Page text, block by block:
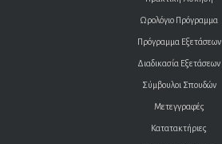
Ωρολόγιο Πρόγραμμα
Πρόγραμμα Εξετάσεων
Διαδικασία Εξετάσεων
Σύμβουλοι Σπουδών
Μετεγγραφές
Κατατακτήριες